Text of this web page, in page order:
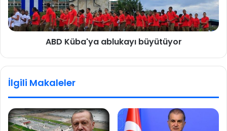
d
e
k
ş
m
a
'
y
y
ı
ABD Küba'ya ablukayı büyütüyor
İlgili Makaleler